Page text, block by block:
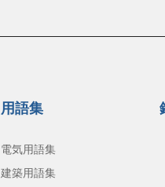
用語集
電気用語集
建築用語集